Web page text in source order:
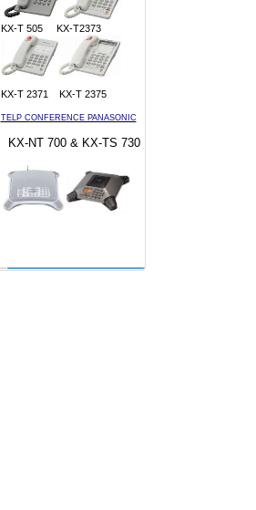
KX-T 505 KX-T2373
KX-T 2371 KX-T 2375
TELP CONFERENCE PANASONIC
KX-NT 700 & KX-TS 730